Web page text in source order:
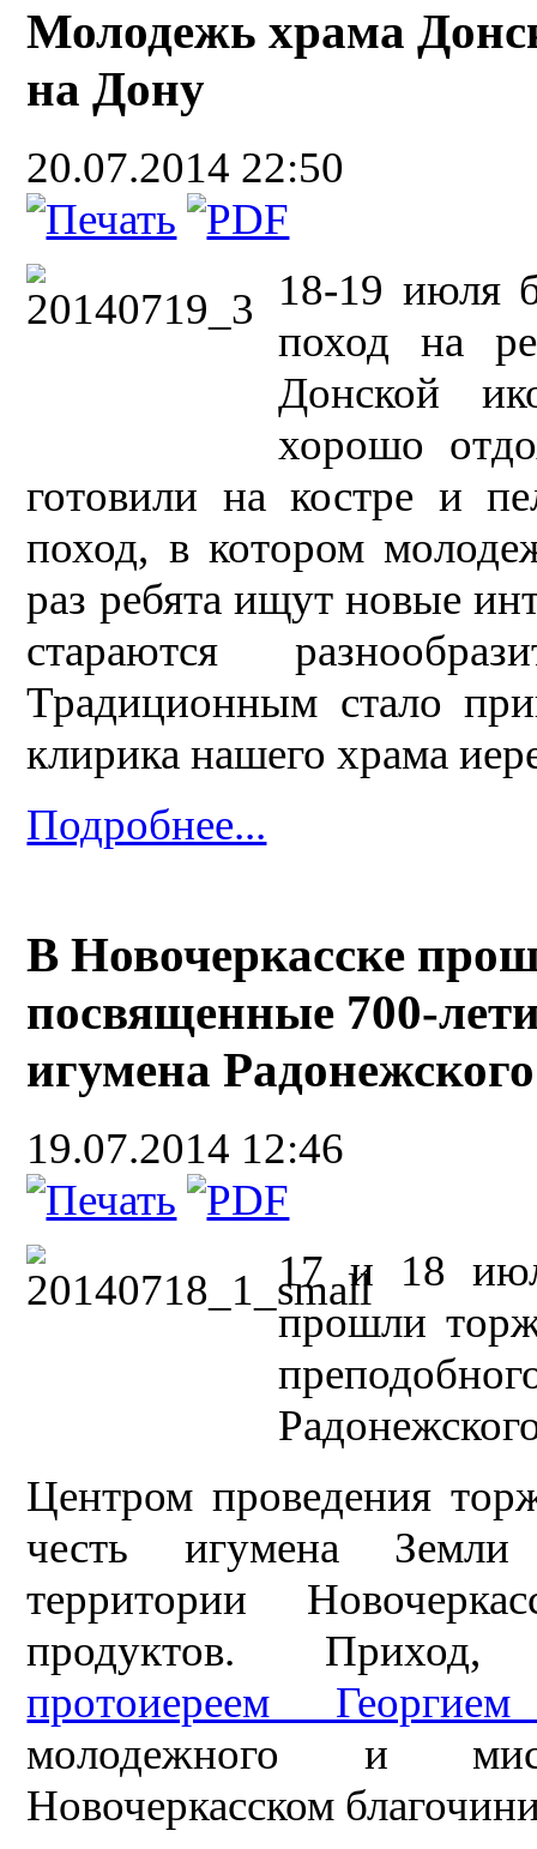
Молодежь храма
на Дону
20.07.2014 22:50
18-19 июля
поход на
Донской
хорошо
готовили на костре и
поход, в котором
раз ребята ищут новые
стараются
Традиционным стало
клирика нашего храма
Подробнее...
В Новочеркасске
посвященные 700-
игумена Радонежского
19.07.2014 12:46
17 и 18
прошли
Центром проведения
честь игумена Земли
территории
продуктов. Приход,
протоиереем
молодежного и
Новочеркасском